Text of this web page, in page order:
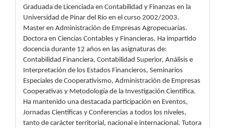
Graduada de Licenciada en Contabilidad y Finanzas en la
Universidad de Pinar del Río en el curso 2002/2003.
Master en Administración de Empresas Agropecuarias.
Doctora en Ciencias Contables y Financieras. Ha impartido
docencia durante 12 años en las asignaturas de:
Contabilidad Financiera, Contabilidad Superior, Análisis e
Interpretación de los Estados Financieros, Seminarios
Especiales de Cooperativismo, Administración de Empresas
Cooperativas y Metodología de la Investigación Científica.
Ha mantenido una destacada participación en Eventos,
Jornadas Científicas y Conferencias a todos los niveles,
tanto de carácter territorial, nacional e internacional. Tutora